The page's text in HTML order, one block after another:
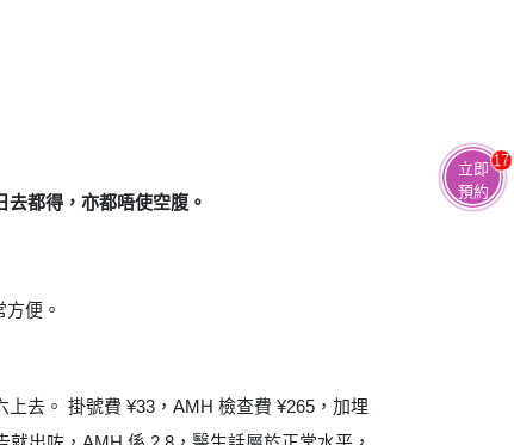
都得，亦都唔使空腹。
便。
去。 掛號費 ¥33，AMH 檢查費 ¥265，加埋
立即
預約
17